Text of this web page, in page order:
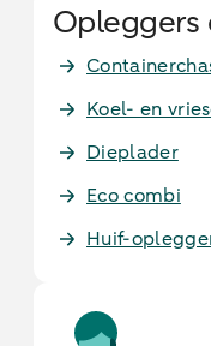
Opleggers
Koel- en
Dieplader
Eco combi
Huif-